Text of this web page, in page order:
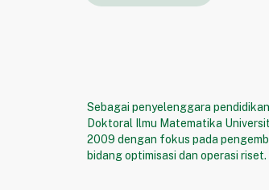
Sebagai penyelenggara
Doktoral Ilmu Matematika
2009 dengan fokus pada
bidang optimisasi dan operasi riset.